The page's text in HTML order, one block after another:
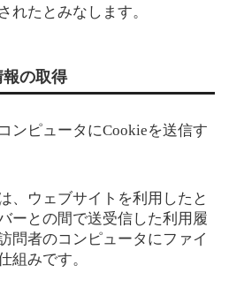
れたとみなします。
報の取得
ンピュータにCookieを送信す
、ウェブサイトを利用したと
ーとの間で送受信した利用履
問者のコンピュータにファイ
組みです。